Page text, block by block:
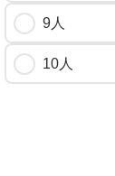
9人
10人